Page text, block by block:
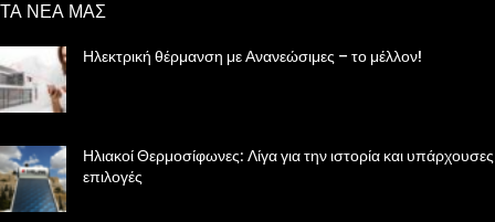
ΤΑ ΝΕΑ ΜΑΣ
Ηλεκτρική θέρμανση με Ανανεώσιμες – το μέλλον!
Ηλιακοί Θερμοσίφωνες: Λίγα για την ιστορία και υπάρχουσες
επιλογές